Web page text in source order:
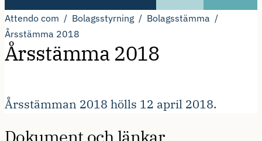
Attendo com Bolagsstyrning
Bolagsstämma
Årsstämma 2018
Årsstämma 2018
Årsstämman 2018 hölls 12 april 2018.